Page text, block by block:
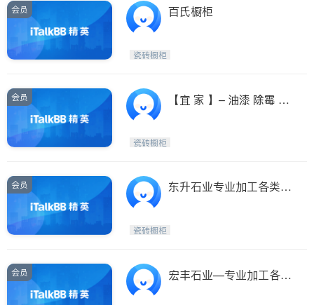
会员 百氏橱柜
瓷砖橱柜
会员
【宜 家 】– 油漆 除霉 隔
瓷砖橱柜
会员
东升石业专业加工各类云
瓷砖橱柜
会员
宏丰石业—专业加工各种